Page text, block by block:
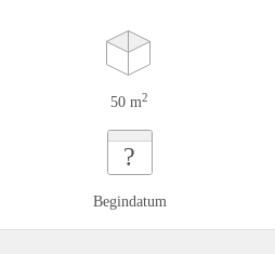
50 m2
?
Begindatum